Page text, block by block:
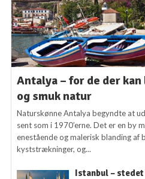
Antalya – for de der
og smuk natur
Naturskønne Antalya begyndte at
sent som i 1970’erne. Det er en by
enestående og malerisk blanding af
kyststrækninger, og...
Istanbul –